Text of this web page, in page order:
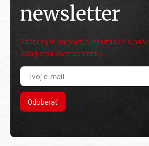
newsletter
Odoberajte najnovšie informácie o
Vašej emailovej schránky.
Odoberať